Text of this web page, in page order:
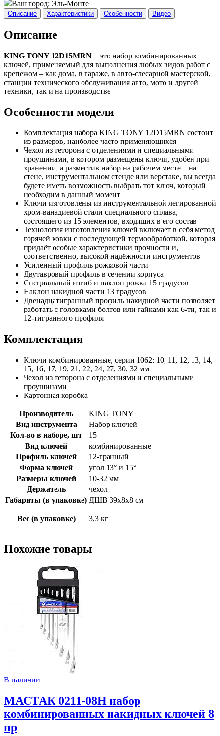
Ваш город: Эль-Монте
Описание Характеристики Особенности Видео
Описание
KING TONY 12D15MRN – это набор комбинированных
ключей, применяемый для выполнения любых видов работ с
крепежом – как дома, в гараже, в авто-слесарной мастерской,
станции технического обслуживания авто, мото и другой
техники, так и на производстве
Особенности модели
Комплектация набора KING TONY 12D15MRN состоит
из размеров, наиболее часто применяющихся
Чехол из теторона с отделениями и специальными
проушинами, в котором размещены ключи, удобен при
хранении, а разместив набор на рабочем месте – на
стене, инструментальном стенде или верстаке, вы всегда
будете иметь возможность выбрать тот ключ, который
необходим в данный момент
Ключи изготовлены из инструментальной легированной
хром-ванадиевой стали специального сплава,
состоящего из 15 элементов, входящих в его состав
Технология изготовления ключей включает в себя метод
горячей ковки с последующей термообработкой, которая
придаёт особые характеристики прочности и,
соответственно, высокой надёжности инструментов
Усиленный профиль рожковой части
Двутавровый профиль в сечении корпуса
Специальный изгиб и наклон рожка 15 градусов
Наклон накидной части 13 градусов
Двенадцатигранный профиль накидной части позволяет
работать с головками болтов или гайками как 6-ти, так и
12-тигранного профиля
Комплектация
Ключи комбинированные, серии 1062: 10, 11, 12, 13, 14,
15, 16, 17, 19, 21, 22, 24, 27, 30, 32 мм
Чехол из теторона с отделениями и специальными
проушинами
Картонная коробка
Производитель
KING TONY
Вид инструмента
Набор ключей
Кол-во в наборе, шт
15
Вид ключей
комбинированные
Профиль ключей
12-гранный
Форма ключей
угол 13° и 15°
Размеры ключей
10-32 мм
Держатель
чехол
Габариты (в упаковке) ДШВ 39х8х8 см
Вес (в упаковке) 3,3 кг
Похожие товары
В наличии
МАСТАК 0211-08H набор
комбинированных накидных ключей 8
пр